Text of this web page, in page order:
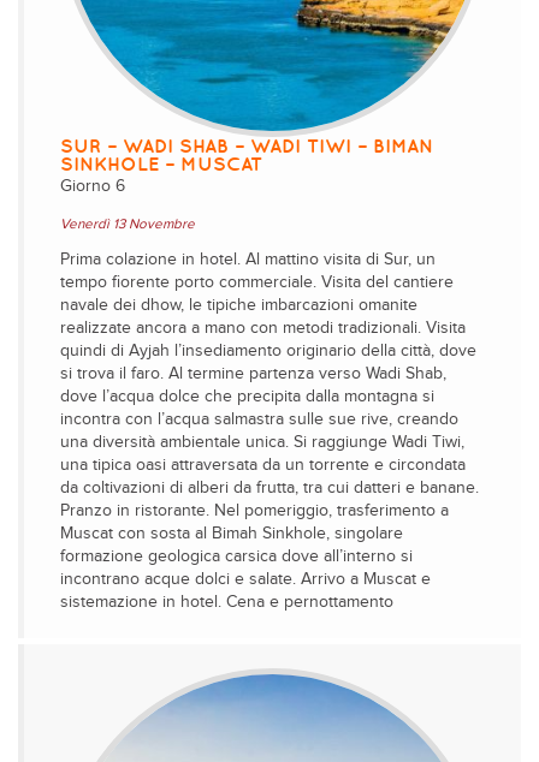
SUR – WADI SHAB – WADI TIWI – BIMAN
SINKHOLE – MUSCAT
Giorno 6
Venerdì 13 Novembre
Prima colazione in hotel. Al mattino visita di Sur, un
tempo fiorente porto commerciale. Visita del cantiere
navale dei dhow, le tipiche imbarcazioni omanite
realizzate ancora a mano con metodi tradizionali. Visita
quindi di Ayjah l’insediamento originario della città, dove
si trova il faro. Al termine partenza verso Wadi Shab,
dove l’acqua dolce che precipita dalla montagna si
incontra con l’acqua salmastra sulle sue rive, creando
una diversità ambientale unica. Si raggiunge Wadi Tiwi,
una tipica oasi attraversata da un torrente e circondata
da coltivazioni di alberi da frutta, tra cui datteri e banane.
Pranzo in ristorante. Nel pomeriggio, trasferimento a
Muscat con sosta al Bimah Sinkhole, singolare
formazione geologica carsica dove all’interno si
incontrano acque dolci e salate. Arrivo a Muscat e
sistemazione in hotel. Cena e pernottamento